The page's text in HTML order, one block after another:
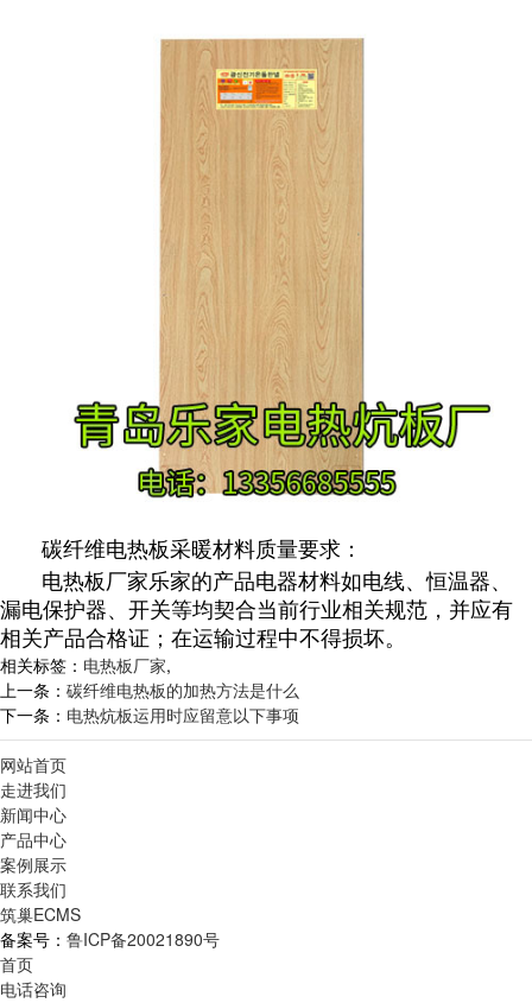
碳纤维电热板采暖材料质量要求：
电热板厂家乐家的产品电器材料如电线、恒温器、
漏电保护器、开关等均契合当前行业相关规范，并应有
相关产品合格证； 在运输过程中不得损坏。
相关标签： 电热板厂家,
上一条： 碳纤维电热板的加热方法是什么
下一条： 电热炕板运用时应留意以下事项
网站首页
走进我们
新闻中心
产品中心
案例展示
联系我们
筑巢ECMS
备案号： 鲁ICP备20021890号
首页
电话咨询